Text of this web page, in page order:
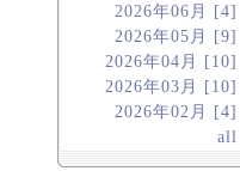
2026年06月 [4]
2026年05月 [9]
2026年04月 [10]
2026年03月 [10]
2026年02月 [4]
all